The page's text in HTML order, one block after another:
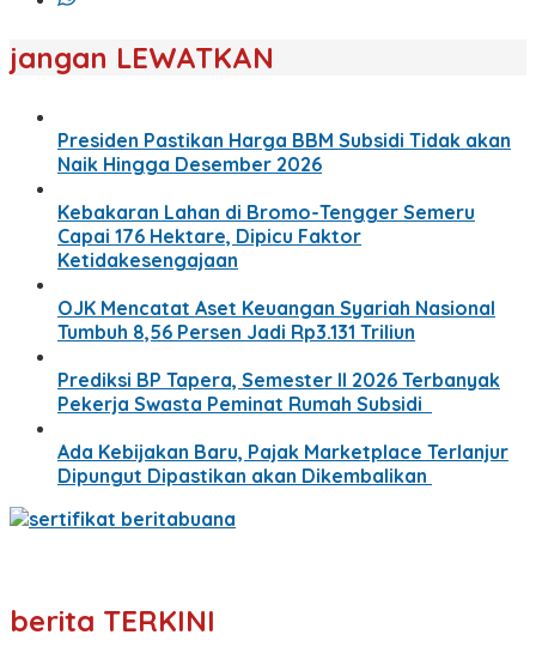
jangan LEWATKAN
Presiden Pastikan Harga BBM Subsidi Tidak akan
Naik Hingga Desember 2026
Kebakaran Lahan di Bromo-Tengger Semeru
Capai 176 Hektare, Dipicu Faktor
Ketidakesengajaan
OJK Mencatat Aset Keuangan Syariah Nasional
Tumbuh 8,56 Persen Jadi Rp3.131 Triliun
Prediksi BP Tapera, Semester II 2026 Terbanyak
Pekerja Swasta Peminat Rumah Subsidi
Ada Kebijakan Baru, Pajak Marketplace Terlanjur
Dipungut Dipastikan akan Dikembalikan
berita TERKINI